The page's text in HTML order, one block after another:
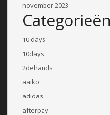
november 2023
Categorieën
10 days
10days
2dehands
aaiko
adidas
afterpay